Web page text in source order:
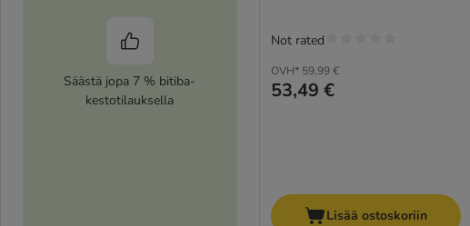
Säästä jopa 7 % bitiba-
kestotilauksella
OVH* 59,99 €
53,49 €
Not rated
Lisää ostoskoriin